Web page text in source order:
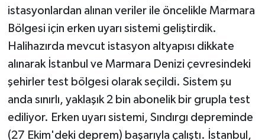
istasyonlardan alınan veriler ile öncelikle Marmara
Bölgesi için erken uyarı sistemi geliştirdik.
Halihazırda mevcut istasyon altyapısı dikkate
alınarak İstanbul ve Marmara Denizi çevresindeki
şehirler test bölgesi olarak seçildi. Sistem şu
anda sınırlı, yaklaşık 2 bin abonelik bir grupla test
ediliyor. Erken uyarı sistemi, Sındırgı depreminde
(27 Ekim'deki deprem) başarıyla çalıştı. İstanbul,
Isparta Müftülüğü
İstanbul Müftülüğü
İzmir Müftülüğü
Kahramanmaraş Müftülüğü
Karabük Müftülüğü